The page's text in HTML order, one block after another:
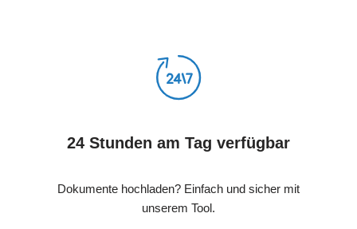
24 Stunden am Tag verfügbar
Dokumente hochladen? Einfach und sicher mit
unserem Tool.